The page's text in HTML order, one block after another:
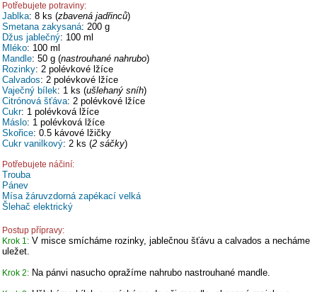
Potřebujete potraviny:
Jablka: 8 ks (zbavená jadřinců)
Smetana zakysaná: 200 g
Džus jablečný: 100 ml
Mléko: 100 ml
Mandle: 50 g (nastrouhané nahrubo)
Rozinky: 2 polévkové lžíce
Calvados: 2 polévkové lžíce
Vaječný bílek: 1 ks (ušlehaný sníh)
Citrónová šťáva: 2 polévkové lžíce
Cukr: 1 polévková lžíce
Máslo: 1 polévková lžíce
Skořice: 0.5 kávové lžičky
Cukr vanilkový: 2 ks (2 sáčky)
Potřebujete náčiní:
Trouba
Pánev
Mísa žáruvzdorná zapékací velká
Šlehač elektrický
Postup přípravy:
Krok 1: V misce smícháme rozinky, jablečnou šťávu a calvados a necháme
uležet.
Krok 2: Na pánvi nasucho opražíme nahrubo nastrouhané mandle.